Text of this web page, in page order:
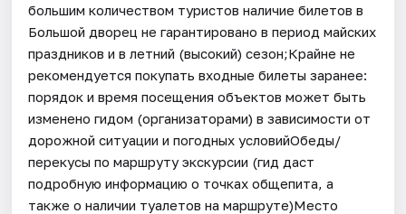
большим количеством туристов наличие билетов в
Большой дворец не гарантировано в период майских
праздников и в летний (высокий) сезон;Крайне не
рекомендуется покупать входные билеты заранее:
порядок и время посещения объектов может быть
изменено гидом (организаторами) в зависимости от
дорожной ситуации и погодных условийОбеды/
перекусы по маршруту экскурсии (гид даст
подробную информацию о точках общепита, а
также о наличии туалетов на маршруте)Место